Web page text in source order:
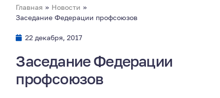
Главная » Новости »
Заседание Федерации профсоюзов
22 декабря, 2017
Заседание Федерации
профсоюзов